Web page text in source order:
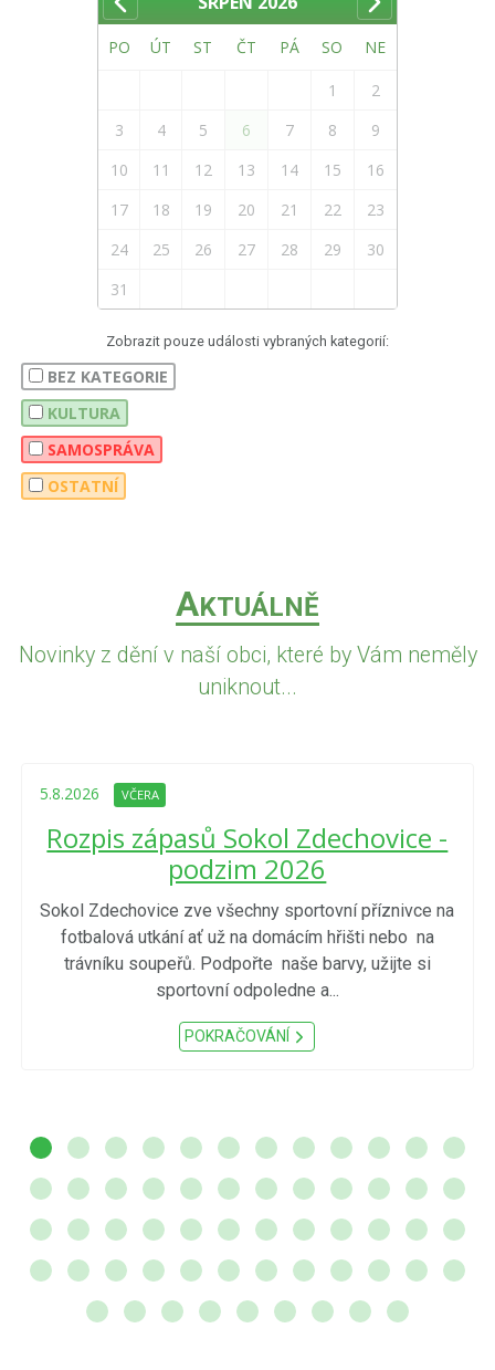
PO ÚT ST ČT PÁ SO NE
1
2
3
4 5 6 7 8
9
10
11 12 13 14 15
16
17
18 19 20 21 22
23
24
25 26 27 28 29
30
31
Zobrazit pouze události vybraných kategorií:
BEZ KATEGORIE
KULTURA
SAMOSPRÁVA
OSTATNÍ
AKTUÁLNĚ
Novinky z dění v naší obci, které by Vám neměly
uniknout...
5.8.2026 VČERA
Rozpis zápasů Sokol Zdechovice -
podzim 2026
Sokol Zdechovice zve všechny sportovní příznivce na
fotbalová utkání ať už na domácím hřišti nebo na
trávníku soupeřů. Podpořte naše barvy, užijte si
sportovní odpoledne a...
POKRAČOVÁNÍ